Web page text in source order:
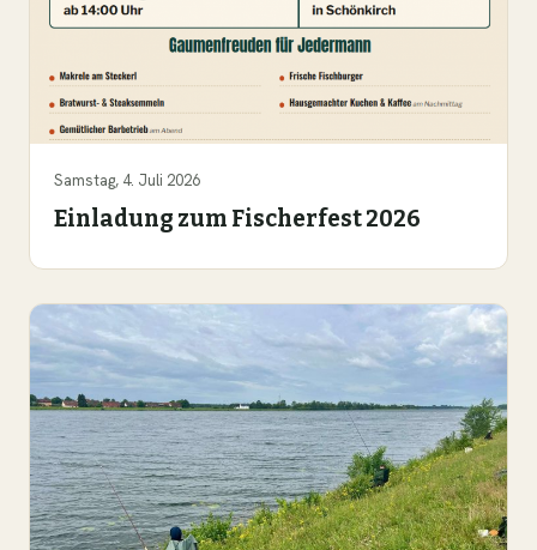
Samstag, 4. Juli 2026
Einladung zum Fischerfest 2026